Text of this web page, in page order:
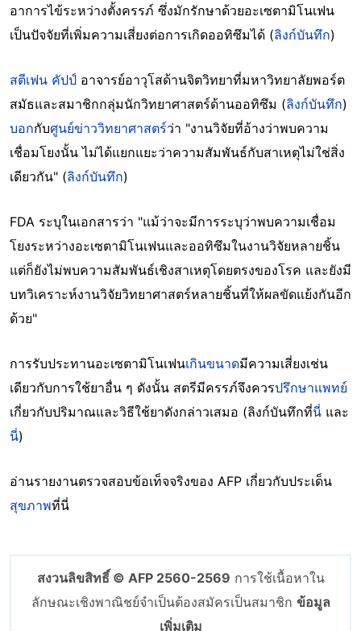
อาการไข้ระหว่างตั้งครรภ์ ซึ่งมักรักษาด้วยอะเซตามิโนเฟน
เป็นปัจจัยที่เพิ่มความเสี่ยงต่อการเกิดออทิซึมได้ (ลิงก์บันทึก)
สตีเฟน คัปป์ อาจารย์อาวุโสด้านจิตวิทยาที่มหาวิทยาลัยพอร์ต
สมัธและสมาชิกกลุ่มนักวิทยาศาสตร์ด้านออทิซึม (ลิงก์บันทึก)
บอกกับศูนย์ข่าววิทยาศาสตร์ว่า "งานวิจัยที่อ้างว่าพบความ
เชื่อมโยงนั้น ไม่ได้แยกแยะว่าความสัมพันธ์กับสาเหตุไม่ใช่สิ่ง
เดียวกัน" (ลิงก์บันทึก)
FDA ระบุในเอกสารว่า "แม้ว่าจะมีการระบุว่าพบความเชื่อม
โยงระหว่างอะเซตามิโนเฟนและออทิซึมในงานวิจัยหลายชิ้น
แต่ก็ยังไม่พบความสัมพันธ์เชิงสาเหตุโดยตรงของโรค และยังมี
บทวิเคราะห์งานวิจัยวิทยาศาสตร์หลายชิ้นที่ให้ผลขัดแย้งกันอีก
ด้วย"
การรับประทานอะเซตามิโนเฟนเกินขนาดมีความเสี่ยงเช่น
เดียวกับการใช้ยาอื่น ๆ ดังนั้น สตรีมีครรภ์จึงควรปรึกษาแพทย์
เกี่ยวกับปริมาณและวิธีใช้ยาดังกล่าวเสมอ (ลิงก์บันทึกที่นี่ และ
นี่)
อ่านรายงานตรวจสอบข้อเท็จจริงของ AFP เกี่ยวกับประเด็น
สุขภาพที่นี่
สงวนลิขสิทธิ์ © AFP 2560-2569 การใช้เนื้อหาใน
ลักษณะเชิงพาณิชย์จำเป็นต้องสมัครเป็นสมาชิก ข้อมูล
เพิ่มเติม